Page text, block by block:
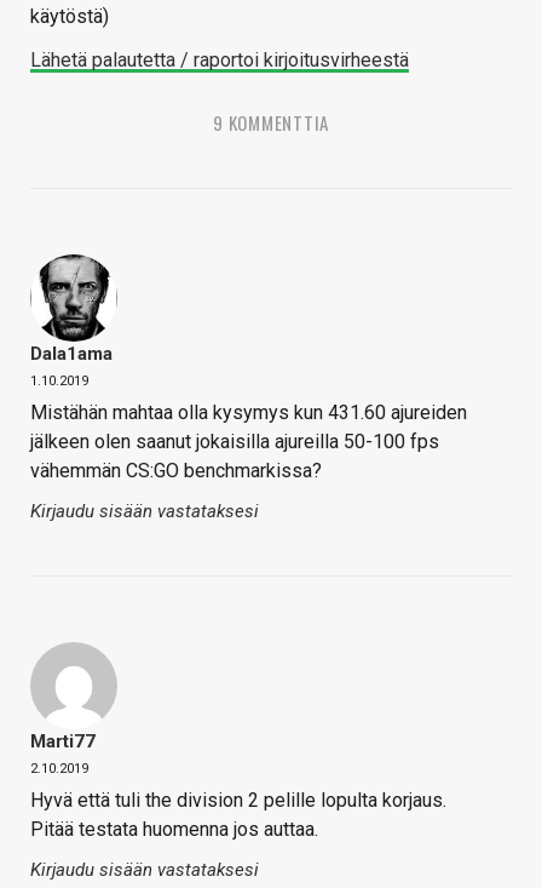
käytöstä)
Lähetä palautetta / raportoi kirjoitusvirheestä
9 KOMMENTTIA
Dala1ama
1.10.2019
Mistähän mahtaa olla kysymys kun 431.60 ajureiden
jälkeen olen saanut jokaisilla ajureilla 50-100 fps
vähemmän CS:GO benchmarkissa?
Kirjaudu sisään vastataksesi
Marti77
2.10.2019
Hyvä että tuli the division 2 pelille lopulta korjaus.
Pitää testata huomenna jos auttaa.
Kirjaudu sisään vastataksesi